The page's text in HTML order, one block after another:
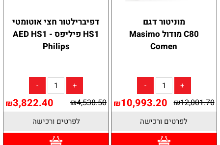
מוניטור דגם
C80 מודול Masimo
Comen
₪12,001.70
₪10,993.20
לפרטים ורכישה
דפיברילטור חצי אוטומטי
HS1 פיליפס - AED HS1
Philips
₪4,538.50
₪3,822.40
לפרטים ורכישה